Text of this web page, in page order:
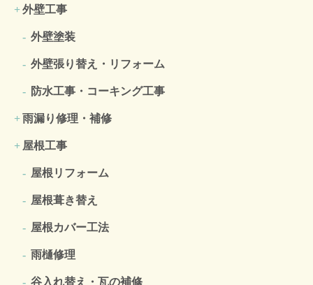
外壁工事
外壁塗装
外壁張り替え・リフォーム
防水工事・コーキング工事
雨漏り修理・補修
屋根工事
屋根リフォーム
屋根葺き替え
屋根カバー工法
雨樋修理
谷入れ替え・瓦の補修